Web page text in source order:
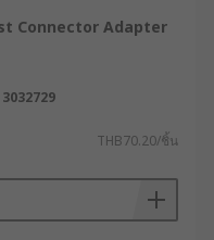
Connector Adapter
3032729
THB70.20/ชิ้น